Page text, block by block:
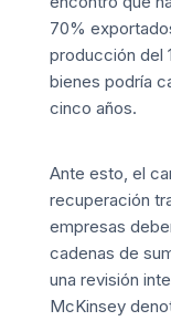
70%
producción del
bienes podría
cinco años.
Ante esto, el
recuperación
empresas
cadenas de
una revisión
McKinsey